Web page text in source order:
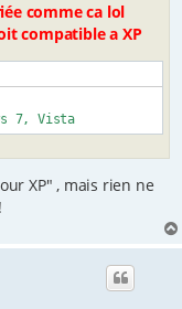
comme ca lol
compatible a XP
7, Vista
XP" , mais rien ne